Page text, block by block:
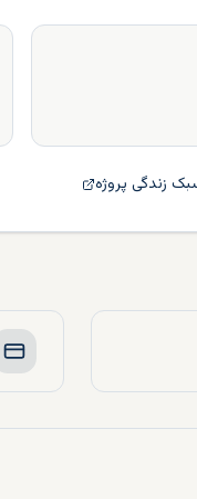
زندگی پروژه